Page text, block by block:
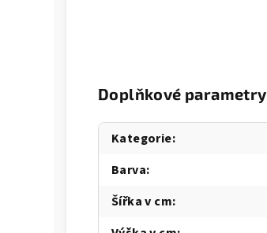
Doplňkové parametry
Kategorie:
Barva:
Šířka v cm: